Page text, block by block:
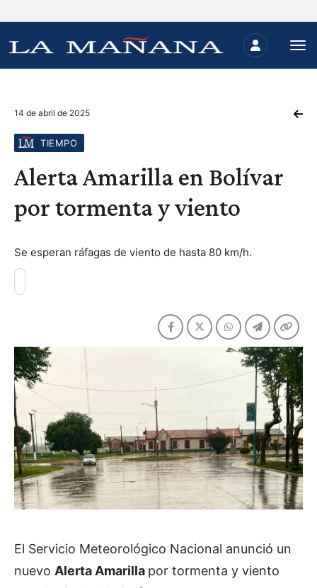
14 de abril de 2025
TIEMPO
Alerta Amarilla en Bolívar
por tormenta y viento
Se esperan ráfagas de viento de hasta 80 km/h.
El Servicio Meteorológico Nacional anunció un
nuevo Alerta Amarilla por tormenta y viento